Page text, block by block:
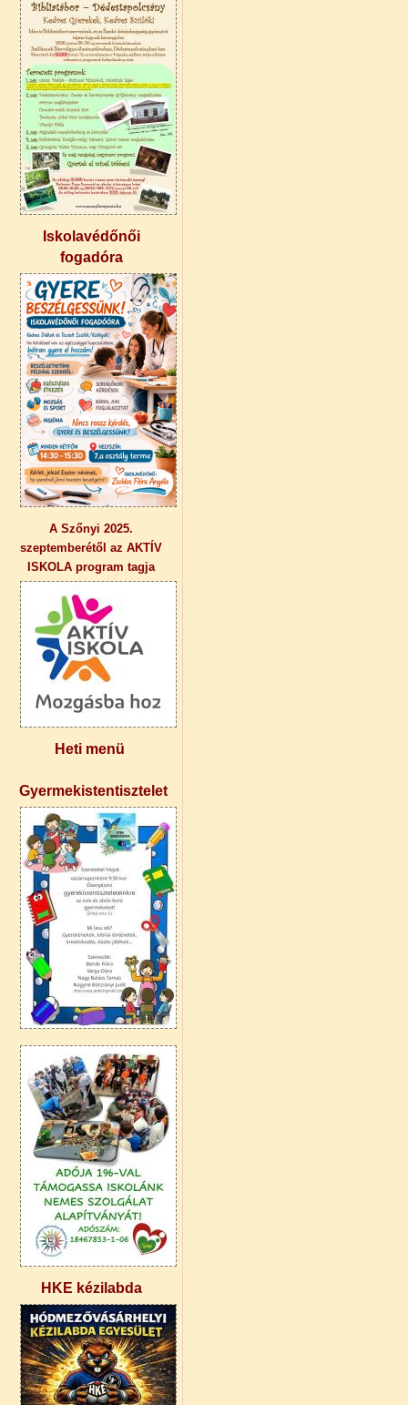
Iskolavédőnői
fogadóra
A Szőnyi 2025.
szeptemberétől az AKTÍV
ISKOLA program tagja
Heti menü
Gyermekistentisztelet
HKE kézilabda